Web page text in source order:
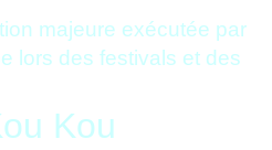
majeure exécutée par
lors des festivals et des
Kou